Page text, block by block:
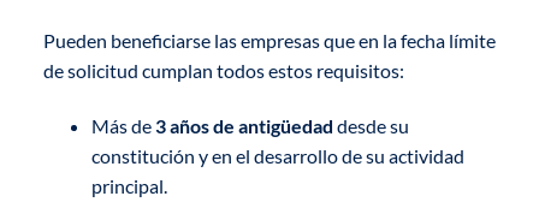
Pueden beneficiarse las empresas que en la fecha límite
de solicitud cumplan todos estos requisitos:
Más de3 años de antigüedad desde su
constitución y en el desarrollo de su actividad
principal.